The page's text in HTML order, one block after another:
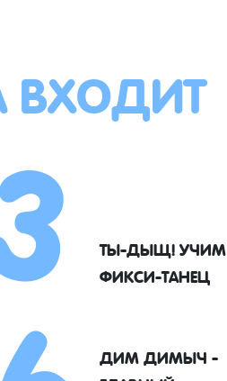
ТЫ-ДЫЩ! УЧИМ
ФИКСИ-ТАНЕЦ
ДИМ ДИМЫЧ -